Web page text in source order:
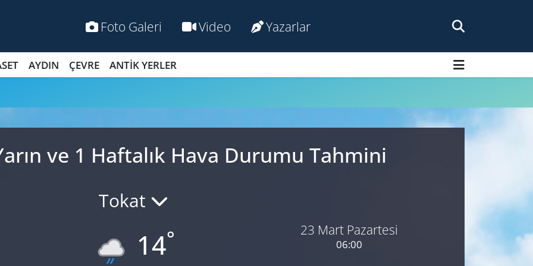
Foto Galeri Video Yazarlar
AYDIN ÇEVRE ANTİK YERLER
ve 1 Haftalık Hava Durumu Tahmini
Tokat
14° 23 Mart Pazartesi
06:00